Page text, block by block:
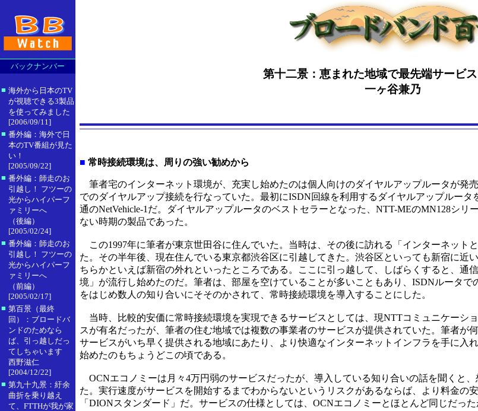
バックナンバー
■ 海外から日本のTV
が視聴できる3製品
を使ってみました
[2006/09/11]
■ 番外編：海外で日
本のTV番組が見た
い！
[2005/09/22]
■ 番外編：師走のお
引越し！ フツーの
光からハイパーフ
ァミリーへ
（後編）
[2005/02/24]
■ 番外編：師走のお
引越し！ フツーの
光からハイパーフ
ァミリーへ
（前編）
[2005/02/17]
■ 第百景（最終
回）：ブロードバ
ンドのためなら
ば、引っ越しだっ
てしちゃいます
西野滋仁
[2004/12/22]
■ 第九十九景：紆余
曲折を乗り越え
て、FTTHが我が家
第十二景：恵まれた地域で最先端サービ
一ヶ谷兼乃
■ 常時接続環境は、周りの強い勧めから
筆者宅のインターネット環境が、充実し始めたのは個人向けのダイヤルアップルータが発
でのダイヤルアップ接続を行なっていた。最初にISDN回線を利用するダイヤルアップルー
通のNetVehicle-1だ。ダイヤルアップルータのベストセラーとなった、NTT-MEのMN128シ
ない時期の製品であった。
この1997年に筆者が東京世田谷に住んでいた。当時は、その後に訪れる「インターネット
た。その半年後、現在住んでいる東京都渋谷区に引越してきた。渋谷区といっても新宿に近
ちらかといえば新宿の外れといったところである。ここに引っ越して、しばらくすると、通
境」が流行し始めたのだ。筆者は、部屋を空けていることが多いこともあり、ISDNルータ
をはじめ数人の知り合いにそそのかされて、常時接続環境を導入することにした。
当時、比較的安価に常時接続環境を実現できるサービスとしては、現NTTコミュニケーシ
スが有名だったが、筆者の住む地域では複数の事業者のサービスが提供されていた。筆者が
サービスがいち早く提供される地域にあたり、より快適なインターネットインフラを手に入
始めたのもちょうどこの頃である。
OCNエコノミーは月々4万円弱のサービスだったが、導入している知り合いの話を聞くと
た。実行速度がサービスを開始するまでわからないというリスクがあるならば、より料金の
「DIONスタンダード」だ。サービスの仕様としては、OCNエコノミーとほとんど同じだっ